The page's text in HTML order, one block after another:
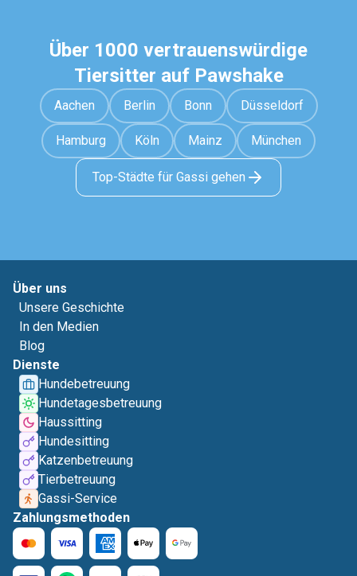
Über 1000 vertrauenswürdige
Tiersitter auf Pawshake
Aachen Berlin Bonn Düsseldorf
Hamburg Köln Mainz München
Top-Städte für Gassi gehen
Über uns
Unsere Geschichte
In den Medien
Blog
Dienste
Hundebetreuung
Hundetagesbetreuung
Haussitting
Hundesitting
Katzenbetreuung
Tierbetreuung
Gassi-Service
Zahlungsmethoden